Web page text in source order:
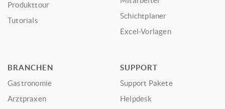
Produkttour
Tutorials
Schichtplaner
Excel-Vorlagen
BRANCHEN
Gastronomie
Arztpraxen
SUPPORT
Support Pakete
Helpdesk